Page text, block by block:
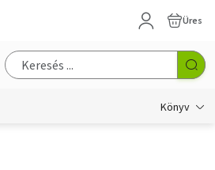
Üres
Könyv